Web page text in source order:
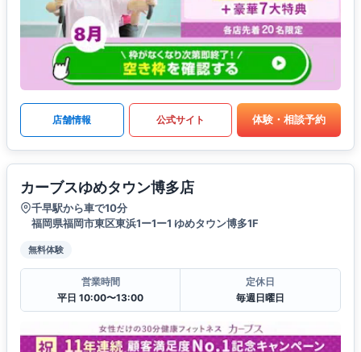
店舗情報 公式サイト 体験・相談予約
カーブスゆめタウン博多店
千早駅から車で10分
福岡県福岡市東区東浜1ー1ー1 ゆめタウン博多1F
無料体験
営業時間
平日 10:00〜13:00
定休日
毎週日曜日